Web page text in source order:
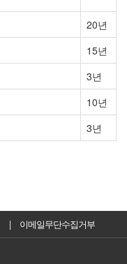
20년
15년
3년
10년
3년
| 이메일무단수집거부